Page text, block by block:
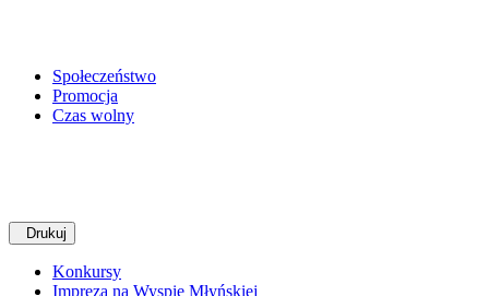
Społeczeństwo
Promocja
Czas wolny
Drukuj
Konkursy
Impreza na Wyspie Młyńskiej